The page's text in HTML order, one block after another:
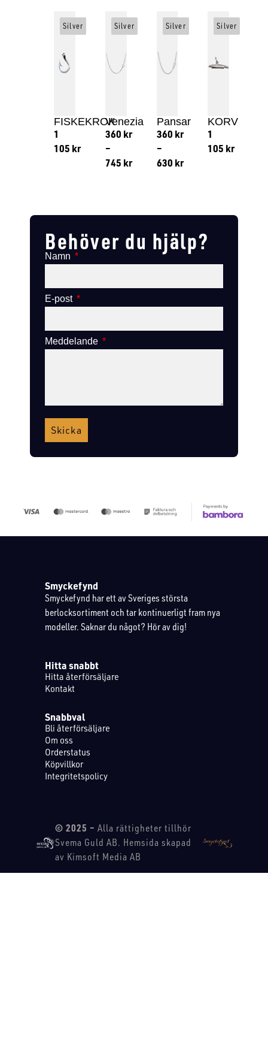
FISKEKROK
1
105 kr
Silver
Venezia
360 kr
–
745 kr
Silver
Pansar
360 kr
–
630 kr
Silver
KORV
1
105 kr
Silver
Behöver du hjälp?
Namn
E-post
Meddelande
Skicka
Smyckefynd
Smyckefynd har ett av Sveriges största
berlocksortiment och tar kontinuerligt fram nya
modeller. Saknar du något? Hör av dig!
Hitta snabbt
Hitta återförsäljare
Kontakt
Snabbval
Bli återförsäljare
Om oss
Orderstatus
Köpvillkor
Integritetspolicy
© 2025 – Alla rättigheter tillhör
Svema Guld AB. Hemsida skapad
av Kimsoft Media AB